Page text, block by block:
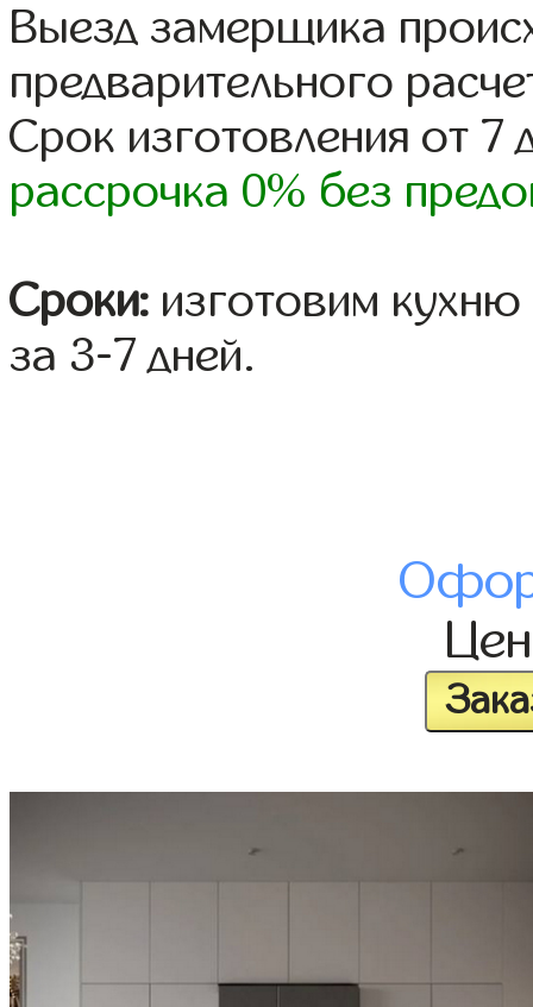
Выезд замерщика
предварительного
Срок изготовления от 7
рассрочка 0% без
Сроки: изготовим
за 3-7 дней.